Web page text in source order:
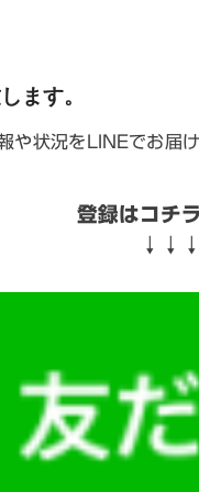
ます。
や状況をLINEでお届
登録はコチ
↓↓↓